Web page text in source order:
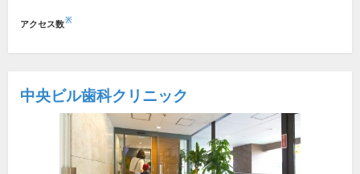
アクセス数※
中央ビル歯科クリニック